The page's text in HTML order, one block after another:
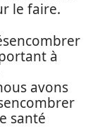
le faire.
à
avons
santé